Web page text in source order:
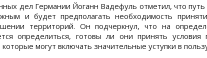
дел Германии Йоганн Вадефуль отметил, что
и будет предполагать необходимость
территорий. Он подчеркнул, что на
определиться, готовы ли они принять условия
могут включать значительные уступки в